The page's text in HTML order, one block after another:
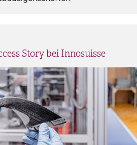
Story bei Innosuisse